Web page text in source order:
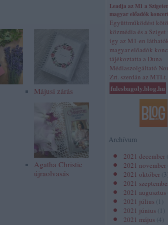
Leadja az M1 a
magyar előadók
Együttműködést
közmédia és a
így az M1-en
magyar előadók
tájékoztatta a Duna
Médiaszolgáltató
Zrt. szerdán az MTI-t.
fulesbagoly.blog.hu
Archívum
2021 december (
2021 november
2021 október (3
2021
2021 augusztus
2021 július ( 1
2021 június ( 1
2021 május (4
Májusi zárás
Agatha Christie
újraolvasás